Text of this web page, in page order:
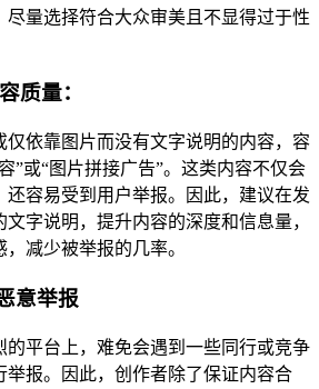
尽量选择符合大众审美且不显得过于性
质量：
仅依靠图片而没有文字说明的内容，容
”或“图片拼接广告”。这类内容不仅会
还容易受到用户举报。因此，建议在发
字说明，提升内容的深度和信息量，
减少被举报的几率。
意举报
的平台上，难免会遇到一些同行或竞争
举报。因此，创作者除了保证内容合